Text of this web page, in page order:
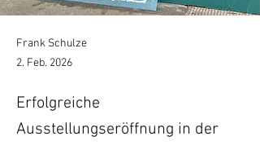
Frank Schulze
2. Feb. 2026
Erfolgreiche
Ausstellungseröffnung in der